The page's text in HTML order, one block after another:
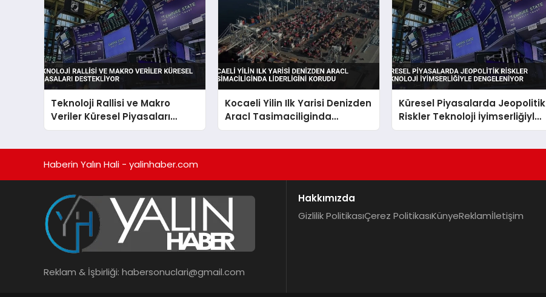
Teknoloji Rallisi ve Makro
Veriler Küresel Piyasaları
Destekliyor
Kocaeli Yilin Ilk Yarisi Denizden
Aracl Tasimaciliginda
Liderligini Korudu
Küresel Piyasalarda Jeopolitik
Riskler Teknoloji İyimserliğiyle
Dengeleniyor
Haberin Yalın Hali - yalinhaber.com
Reklam & İşbirliği: habersonuclari@gmail.com
Hakkımızda
Gizlilik PolitikasıÇerez PolitikasıKünyeReklamİletişim